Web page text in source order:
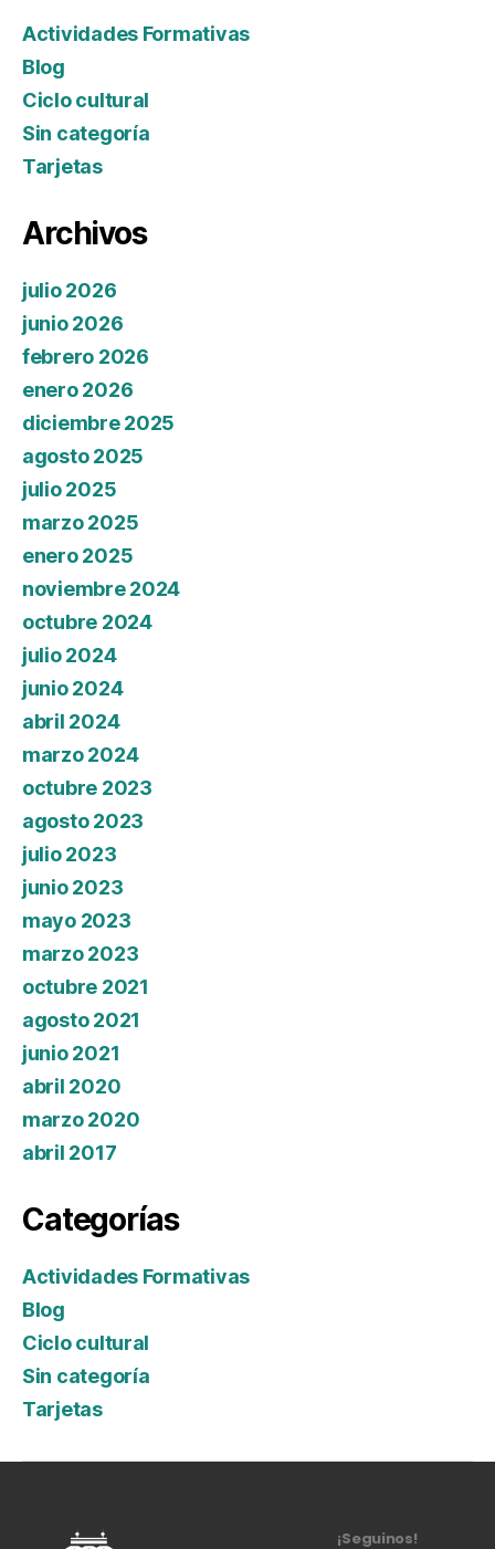
Actividades Formativas
Blog
Ciclo cultural
Sin categoría
Tarjetas
Archivos
julio 2026
junio 2026
febrero 2026
enero 2026
diciembre 2025
agosto 2025
julio 2025
marzo 2025
enero 2025
noviembre 2024
octubre 2024
julio 2024
junio 2024
abril 2024
marzo 2024
octubre 2023
agosto 2023
julio 2023
junio 2023
mayo 2023
marzo 2023
octubre 2021
agosto 2021
junio 2021
abril 2020
marzo 2020
abril 2017
Categorías
Actividades Formativas
Blog
Ciclo cultural
Sin categoría
Tarjetas
¡Seguinos!